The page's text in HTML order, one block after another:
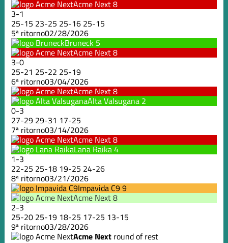
Acme Next8
3-1
25-15 23-25 25-16 25-15
5ª ritorno02/28/2026
Bruneck 5
Acme Next8
3-0
25-21 25-22 25-19
6ª ritorno03/04/2026
Acme Next8
Alta Valsugana 2
0-3
27-29 29-31 17-25
7ª ritorno03/14/2026
Acme Next8
Lana Raika4
1-3
22-25 25-18 19-25 24-26
8ª ritorno03/21/2026
Impavida C99
Acme Next8
2-3
25-20 25-19 18-25 17-25 13-15
9ª ritorno03/28/2026
Acme Next round of rest